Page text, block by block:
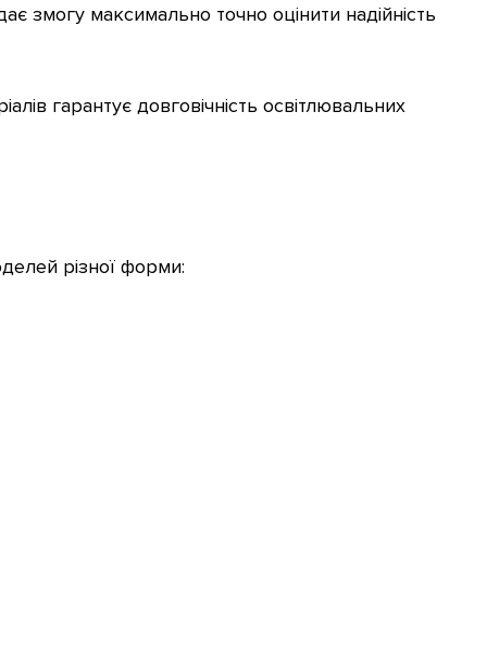
змогу максимально точно оцінити надійність
гарантує довговічність освітлювальних
різної форми: